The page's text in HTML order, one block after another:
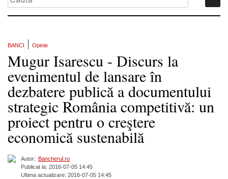
BANCI Opinie
Mugur Isarescu - Discurs la
evenimentul de lansare în
dezbatere publică a documentului
strategic România competitivă: un
proiect pentru o creştere
economică sustenabilă
Autor: Bancherul.ro
Publicat la: 2016-07-05 14:45
Ultima actualizare: 2016-07-05 14:45